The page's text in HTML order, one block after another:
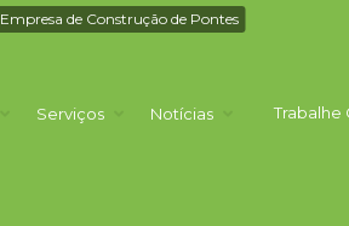
Empresa de Construção de Pontes
Serviços Notícias Trabalhe